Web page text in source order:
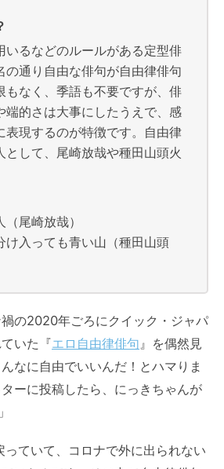
いるなどのルールがある定型俳
の通り自由な俳句が自由律俳句
もなく、季語も不要ですが、俳
端的さは大事にしたうえで、感
表現するのが特徴です。自由律
として、尾崎放哉や種田山頭火
（尾崎放哉）
け入っても青い山（種田山頭
禍の2020年ごろにクイック・ジャパ
いた『エロ自由律俳句』を偶然見
なに自由でいいんだ！とハマりま
ーに投稿したら、にっきちゃんが
っていて、コロナで外に出られない